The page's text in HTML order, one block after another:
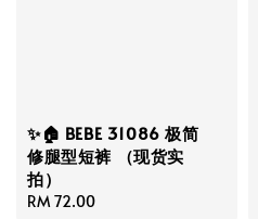
✨🏠 BEBE 31086 极简
修腿型短裤 （现货实
拍）
Regular
RM 72.00